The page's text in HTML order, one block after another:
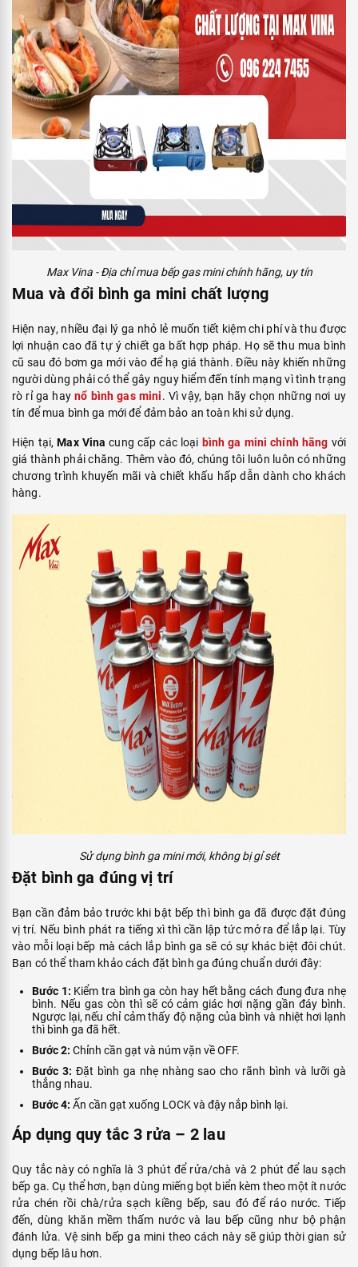
Max Vina - Địa chỉ mua bếp gas mini chính hãng, uy tín
Mua và đổi bình ga mini chất lượng
Hiện nay, nhiều đại lý ga nhỏ lẻ muốn tiết kiệm chi phí và thu được
lợi nhuận cao đã tự ý chiết ga bất hợp pháp. Họ sẽ thu mua bình
cũ sau đó bơm ga mới vào để hạ giá thành. Điều này khiến những
người dùng phải có thể gây nguy hiểm đến tính mạng vì tình trạng
rò rỉ ga haynổ bình gas mini. Vì vậy, bạn hãy chọn những nơi uy
tín để mua bình ga mới để đảm bảo an toàn khi sử dụng.
Hiện tại,Max Vina cung cấp các loại bình ga mini chính hãng với
giá thành phải chăng. Thêm vào đó, chúng tôi luôn luôn có những
chương trình khuyến mãi và chiết khấu hấp dẫn dành cho khách
hàng.
Sử dụng bình ga mini mới, không bị gỉ sét
Đặt bình ga đúng vị trí
Bạn cần đảm bảo trước khi bật bếp thì bình ga đã được đặt đúng
vị trí. Nếu bình phát ra tiếng xì thì cần lập tức mở ra để lắp lại. Tùy
vào mỗi loại bếp mà cách lắp bình ga sẽ có sự khác biệt đôi chút.
Bạn có thể tham khảo cách đặt bình ga đúng chuẩn dưới đây:
Bước 1: Kiểm tra bình ga còn hay hết bằng cách đung đưa nhẹ
bình. Nếu gas còn thì sẽ có cảm giác hơi nặng gần đáy bình.
Ngược lại, nếu chỉ cảm thấy độ nặng của bình và nhiệt hơi lạnh
thì bình ga đã hết.
Bước 2: Chỉnh cần gạt và núm vặn về OFF.
Bước 3: Đặt bình ga nhẹ nhàng sao cho rãnh bình và lưỡi gà
thẳng nhau.
Bước 4: Ấn cần gạt xuống LOCK và đậy nắp bình lại.
Áp dụng quy tắc 3 rửa – 2 lau
Quy tắc này có nghĩa là 3 phút để rửa/chà và 2 phút để lau sạch
bếp ga. Cụ thể hơn, bạn dùng miếng bọt biển kèm theo một ít nước
rửa chén rồi chà/rửa sạch kiềng bếp, sau đó để ráo nước. Tiếp
đến, dùng khăn mềm thấm nước và lau bếp cũng như bộ phận
đánh lửa. Vệ sinh bếp ga mini theo cách này sẽ giúp thời gian sử
dụng bếp lâu hơn.